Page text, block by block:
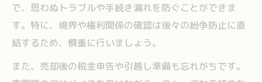
で、思わぬトラブルや手続き漏れを防ぐことができま
す。特に、境界や権利関係の確認は後々の紛争防止に直
結するため、慎重に行いましょう。
また、売却後の税金申告や引越し準備も忘れがちです。